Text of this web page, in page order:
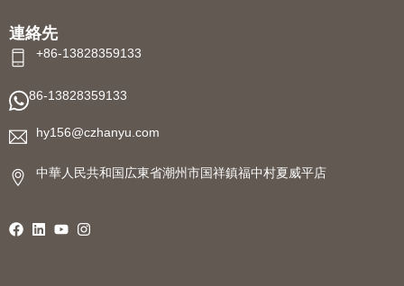
連絡先
+86-13828359133
86-13828359133
hy156@czhanyu.com
中華人民共和国広東省潮州市国祥鎮福中村夏威平店